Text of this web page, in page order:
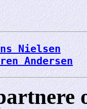
Nielsen
Andersen